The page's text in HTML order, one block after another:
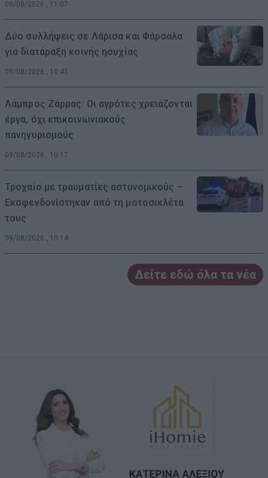
09/08/2026 , 11:07
Δύο συλλήψεις σε Λάρισα και Φάρσαλα
για διατάραξη κοινής ησυχίας
09/08/2026 , 10:41
Λάμπρος Ζάρρας: Οι αγρότες χρειάζονται
έργα, όχι επικοινωνιακούς
πανηγυρισμούς
09/08/2026 , 10:17
Τροχαίο με τραυματίες αστυνομικούς –
Εκσφενδονίστηκαν από τη μοτοσικλέτα
τους
09/08/2026 , 10:14
Δείτε εδώ όλα τα νέα